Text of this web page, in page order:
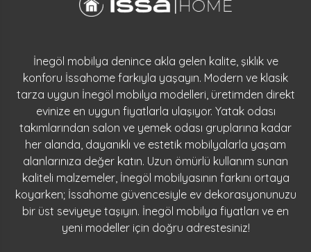
İnegöl mobilya denince akla gelen kalite, şıklık ve
konforu İssahome farkıyla yaşayın. Modern ve klasik
tarza uygun İnegöl mobilya modelleri, üretimden direkt
evinize en uygun fiyatlarla ulaşıyor. Yatak odası
takımlarından salon ve yemek odası gruplarına kadar
her alanda, dayanıklı ve estetik mobilyalarla yaşam
alanlarınıza değer katın. Uzun ömürlü kullanım sunan
kaliteli malzemeler, İnegöl mobilyasının farkını ortaya
koyarken; İssahome güvencesiyle ev dekorasyonunuzu
bir üst seviyeye taşıyın. İnegöl mobilya fiyatları ve en
yeni modeller için doğru adrestesiniz!